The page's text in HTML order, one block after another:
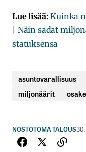
Lue lisää: Kuinka
Näin sadat
statuksensa
asuntovarallisuus
miljonäärit
NOSTOTOMA TALOUS